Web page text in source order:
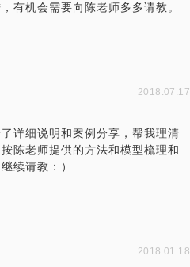
有机会需要向陈老师多多请教。
2018.07.17
详细说明和案例分享，帮我理清
陈老师提供的方法和模型梳理和
续请教：）
2018.01.18